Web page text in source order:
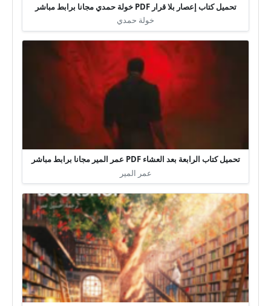
تحميل كتاب إعصار بلا قرار PDF خولة حمدي مجانا برابط مباشر
خولة حمدي
تحميل كتاب الرابعة بعد العشاء PDF عمر المير مجانا برابط مباشر
عمر المير